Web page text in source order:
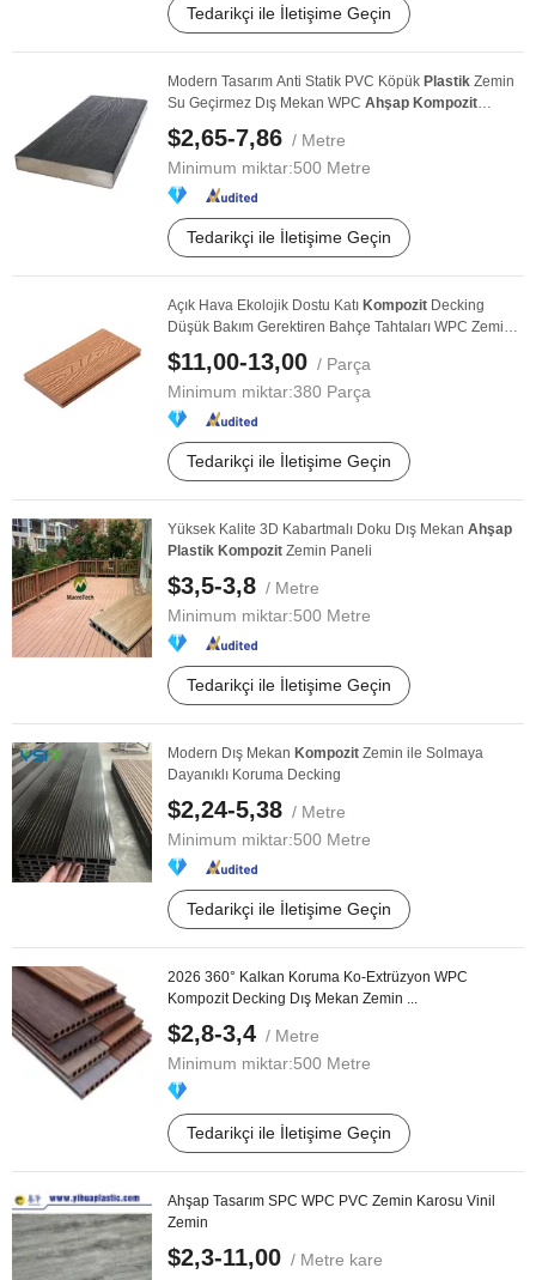
Tedarikçi ile İletişime Geçin
Modern Tasarım Anti Statik PVC Köpük Plastik Zemin
Su Geçirmez Dış Mekan WPC Ahşap Kompozit
Decking
$2,65-7,86 / Metre
Minimum miktar:500 Metre
Tedarikçi ile İletişime Geçin
Açık Hava Ekolojik Dostu Katı Kompozit Decking
Düşük Bakım Gerektiren Bahçe Tahtaları WPC Zemin
...
$11,00-13,00 / Parça
Minimum miktar:380 Parça
Tedarikçi ile İletişime Geçin
Yüksek Kalite 3D Kabartmalı Doku Dış Mekan Ahşap
Plastik Kompozit Zemin Paneli
$3,5-3,8 / Metre
Minimum miktar:500 Metre
Tedarikçi ile İletişime Geçin
Modern Dış Mekan Kompozit Zemin ile Solmaya
Dayanıklı Koruma Decking
$2,24-5,38 / Metre
Minimum miktar:500 Metre
Tedarikçi ile İletişime Geçin
2026 360° Kalkan Koruma Ko-Extrüzyon WPC
Kompozit Decking Dış Mekan Zemin ...
$2,8-3,4 / Metre
Minimum miktar:500 Metre
Tedarikçi ile İletişime Geçin
Ahşap Tasarım SPC WPC PVC Zemin Karosu Vinil
Zemin
$2,3-11,00 / Metre kare